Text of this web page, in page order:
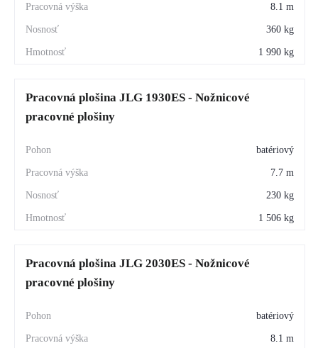
8.1 m
360 kg
1 990 kg
Pracovná plošina JLG 1930ES - Nožnicové
pracovné plošiny
batériový
7.7 m
230 kg
1 506 kg
Pracovná plošina JLG 2030ES - Nožnicové
pracovné plošiny
batériový
8.1 m